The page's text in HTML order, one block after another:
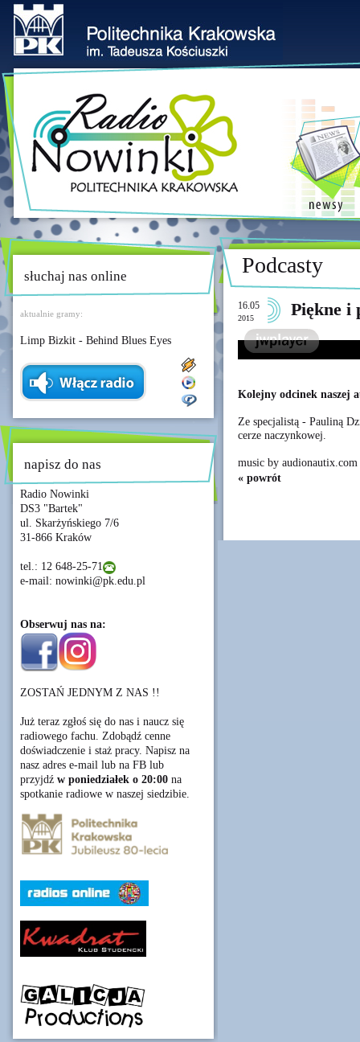
słuchaj nas online
aktualnie gramy:
Limp Bizkit - Behind Blues Eyes
napisz do nas
Radio Nowinki
DS3 "Bartek"
ul. Skarżyńskiego 7/6
31-866 Kraków
tel.: 12 648-25-71
e-mail: nowinki@pk.edu.pl
Obserwuj nas na:
ZOSTAŃ JEDNYM Z NAS !!
Już teraz zgłoś się do nas i naucz się
radiowego fachu. Zdobądź cenne
doświadczenie i staż pracy. Napisz na
nasz adres e-mail lub na FB lub
przyjdź w poniedziałek o 20:00 na
spotkanie radiowe w naszej siedzibie.
Podcasty
16.05
2015 Piękne i
Kolejny odcinek naszej
Ze specjalistą - Pauliną
cerze naczynkowej.
music by audionautix.com
« powrót